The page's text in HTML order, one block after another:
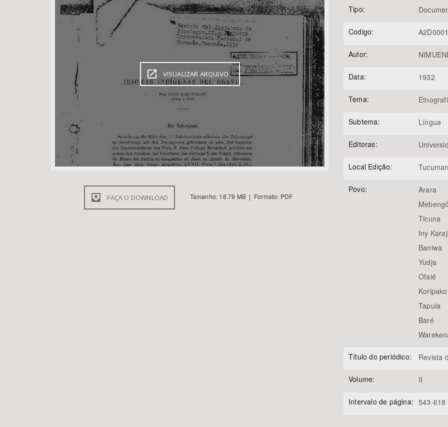
Área de Levantamento
VISUALIZAR ARQUIVO
FAÇA O DOWNLOAD Tamanho: 18.79 MB | Formato: PDF
Tipo:
Codigo:
Autor:
Data: 1932
Tema:
Subtema: Língua
Editoras:
Local Edição:
Povo:
Arara
Ticuna
Iny
Baniwa
Yudja
Ofaié
Koripako
Tapuia
Baré
Título do periódico: Revista
Volume: II
Intervalo de página: 543-618